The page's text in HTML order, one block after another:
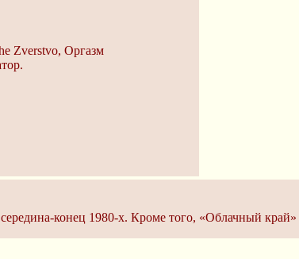
Zverstvo, Оргазм
конец 1980-х. Кроме того, «Облачный